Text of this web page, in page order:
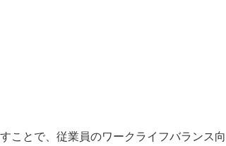
とで、従業員のワークライフバランス